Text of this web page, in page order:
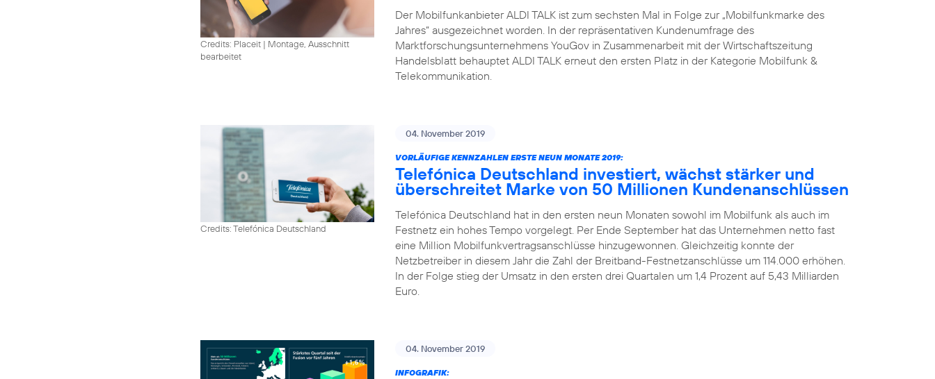
Credits: Placeit | Montage, Ausschnitt
bearbeitet
Der Mobilfunkanbieter ALDI TALK ist zum sechsten Mal in Folge zur „Mobilfunkmarke des
Jahres“ ausgezeichnet worden. In der repräsentativen Kundenumfrage des
Marktforschungsunternehmens YouGov in Zusammenarbeit mit der Wirtschaftszeitung
Handelsblatt behauptet ALDI TALK erneut den ersten Platz in der Kategorie Mobilfunk &
Telekommunikation.
Credits: Telefónica Deutschland
04. November 2019
VORLÄUFIGE KENNZAHLEN ERSTE NEUN MONATE 2019:
Telefónica Deutschland investiert, wächst stärker und
überschreitet Marke von 50 Millionen Kundenanschlüssen
Telefónica Deutschland hat in den ersten neun Monaten sowohl im Mobilfunk als auch im
Festnetz ein hohes Tempo vorgelegt. Per Ende September hat das Unternehmen netto fast
eine Million Mobilfunkvertragsanschlüsse hinzugewonnen. Gleichzeitig konnte der
Netzbetreiber in diesem Jahr die Zahl der Breitband-Festnetzanschlüsse um 114.000 erhöhen.
In der Folge stieg der Umsatz in den ersten drei Quartalen um 1,4 Prozent auf 5,43 Milliarden
Euro.
04. November 2019
INFOGRAFIK: